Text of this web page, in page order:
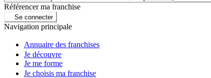
Référencer ma franchise
Se connecter
Navigation principale
Annuaire des franchises
Je découvre
Je me forme
Je choisis ma franchise